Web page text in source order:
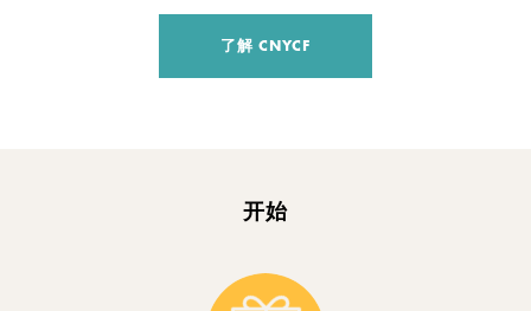
了解 CNYCF
开始